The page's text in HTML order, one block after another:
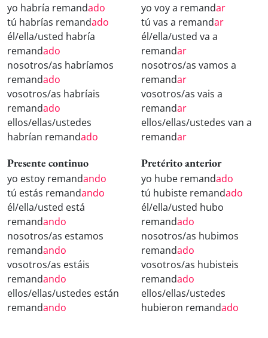
yo habría remandado
tú habrías remandado
él/ella/usted habría
remandado
nosotros/as habríamos
remandado
vosotros/as habríais
remandado
ellos/ellas/ustedes
habrían remandado
yo voy a remandar
tú vas a remandar
él/ella/usted va a
remandar
nosotros/as vamos a
remandar
vosotros/as vais a
remandar
ellos/ellas/ustedes van a
remandar
Presente continuo
yo estoy remandando
tú estás remandando
él/ella/usted está
remandando
nosotros/as estamos
remandando
vosotros/as estáis
remandando
ellos/ellas/ustedes están
remandando
Pretérito anterior
yo hube remandado
tú hubiste remandado
él/ella/usted hubo
remandado
nosotros/as hubimos
remandado
vosotros/as hubisteis
remandado
ellos/ellas/ustedes
hubieron remandado